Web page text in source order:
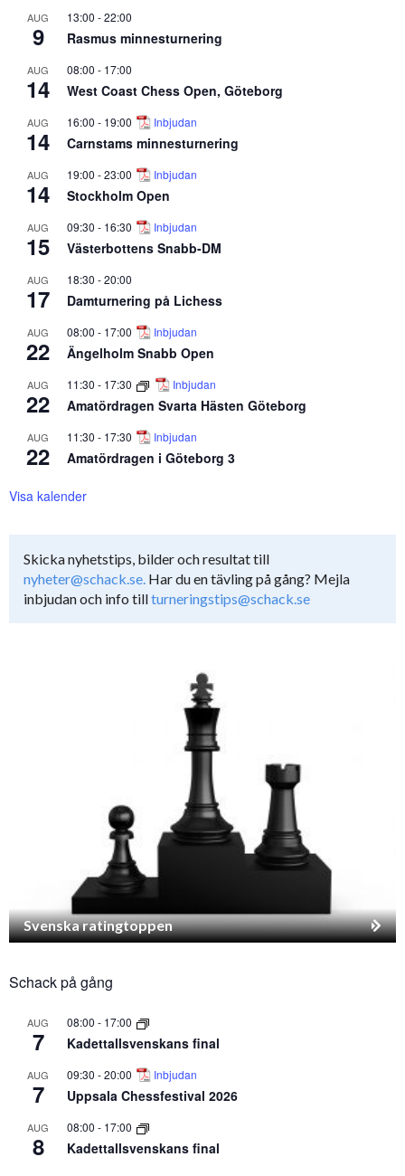
AUG
9
13:00 -22:00
Rasmus minnesturnering
AUG
14
08:00 - 17:00
West Coast Chess Open, Göteborg
AUG
14
16:00 - 19:00 Inbjudan
Carnstams minnesturnering
AUG
14
19:00 -23:00 Inbjudan
Stockholm Open
AUG
15
09:30 - 16:30 Inbjudan
Västerbottens Snabb-DM
AUG
17
18:30 -20:00
Damturnering på Lichess
AUG
22
08:00 - 17:00 Inbjudan
Ängelholm Snabb Open
AUG
22
11:30 - 17:30 Inbjudan
Amatördragen Svarta Hästen Göteborg
AUG
22
11:30 - 17:30 Inbjudan
Amatördragen i Göteborg 3
Visa kalender
Skicka nyhetstips, bilder och resultat till
nyheter@schack.se. Har du en tävling på gång? Mejla
inbjudan och info tillturneringstips@schack.se
Svenska ratingtoppen
Schack på gång
AUG
7
08:00 - 17:00
Kadettallsvenskans final
AUG
7
09:30 -20:00 Inbjudan
Uppsala Chessfestival 2026
AUG
8
08:00 - 17:00
Kadettallsvenskans final